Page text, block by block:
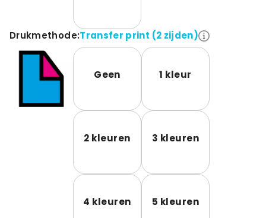
Drukmethode:Transfer print (2 zijden)
Geen 1 kleur
2 kleuren 3 kleuren
4 kleuren 5 kleuren